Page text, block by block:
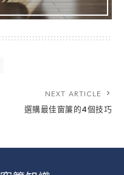
NEXT ARTICLE
選購最佳窗簾的4個技巧